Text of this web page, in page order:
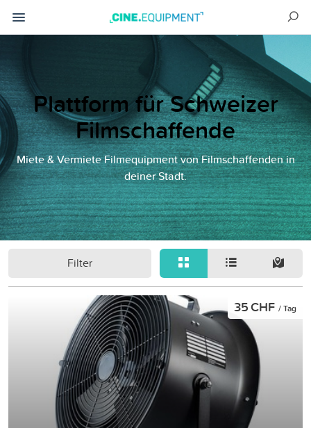
Plattform für Schweizer
Filmschaffende
Miete & Vermiete Filmequipment von Filmschaffenden in
deiner Stadt.
Filter
35 CHF / Tag